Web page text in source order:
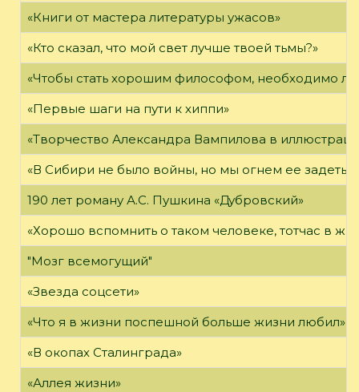
«Книги от мастера литературы ужасов»
«Кто сказал, что мой свет лучше твоей тьмы?»
«Чтобы стать хорошим философом, необходимо
«Первые шаги на пути к хиппи»
«Творчество Александра Вампилова в
«В Сибири не было войны, но мы огнем ее задеты»
190 лет роману А.С. Пушкина «Дубровский»
«Хорошо вспомнить о таком человеке, тотчас в
"Мозг всемогущий"
«Звезда соцсети»
«Что я в жизни поспешной больше жизни любил»
«В окопах Сталинграда»
«Аллея жизни»